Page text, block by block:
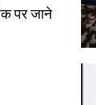
पर जाने